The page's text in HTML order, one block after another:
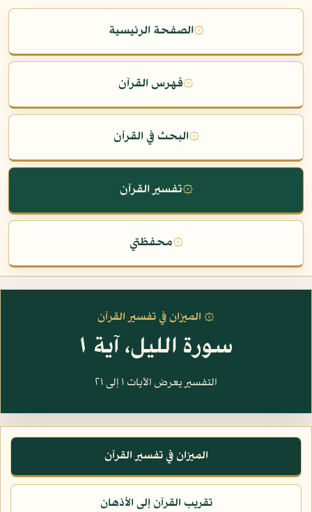
۞الصفحة الرئيسية
۞فهرس القرآن
۞البحث في القرآن
۞تفسير القرآن
۞محفظتي
۞ الميزان في تفسير القرآن
سورة الليل، آية ١
التفسير يعرض الآيات ١ إلى ٢١
الميزان في تفسير القرآن
تقريب القرآن إلى الأذهان